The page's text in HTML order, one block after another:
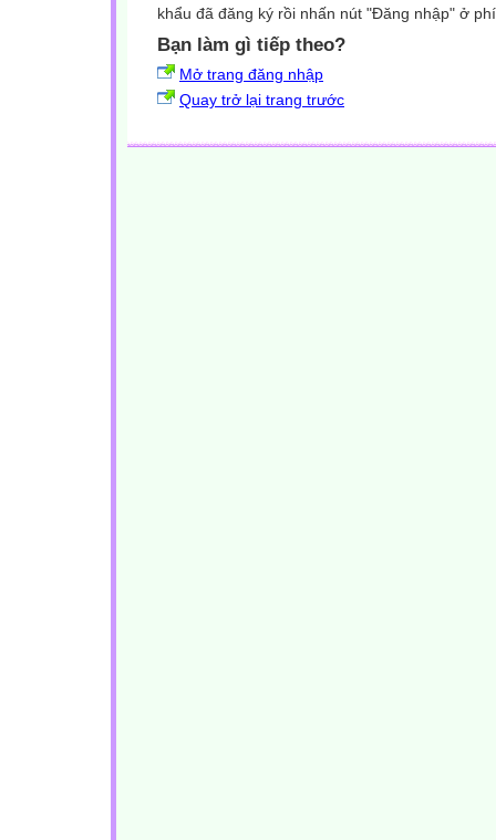
khẩu đã đăng ký rồi nhấn nút "Đăng nhập" ở
Bạn làm gì tiếp theo?
Mở trang đăng nhập
Quay trở lại trang trước